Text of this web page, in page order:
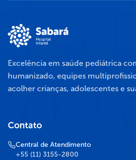
Excelência em saúde pediátrica
humanizado, equipes
acolher crianças, adolescentes e
Contato
Central de Atendimento
+55 (11) 3155-2800